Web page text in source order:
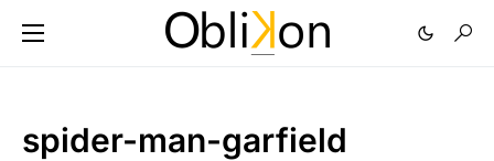
spider-man-garfield